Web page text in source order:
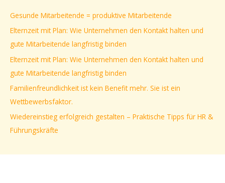
n
a
c
h
:
Gesunde Mitarbeitende = produktive Mitarbeitende
Elternzeit mit Plan: Wie Unternehmen den Kontakt halten und
gute Mitarbeitende langfristig binden
Elternzeit mit Plan: Wie Unternehmen den Kontakt halten und
gute Mitarbeitende langfristig binden
Familienfreundlichkeit ist kein Benefit mehr. Sie ist ein
Wettbewerbsfaktor.
Wiedereinstieg erfolgreich gestalten – Praktische Tipps für HR &
Führungskräfte